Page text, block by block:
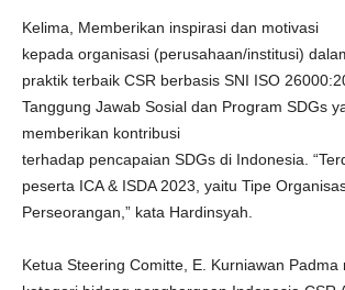
Kelima, Memberikan inspirasi dan motivasi
kepada organisasi (perusahaan/institusi)
praktik terbaik CSR berbasis SNI ISO
Tanggung Jawab Sosial dan Program SDGs
memberikan kontribusi
terhadap pencapaian SDGs di Indonesia.
peserta ICA & ISDA 2023, yaitu Tipe
Perseorangan,” kata Hardinsyah.
Ketua Steering Comitte, E. Kurniawan Padma